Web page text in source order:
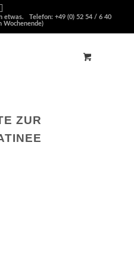
etwas. Telefon: +49 (0) 52 54 / 6 40
Wochenende)
ZUR